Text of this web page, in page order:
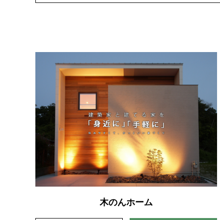
木のんホーム